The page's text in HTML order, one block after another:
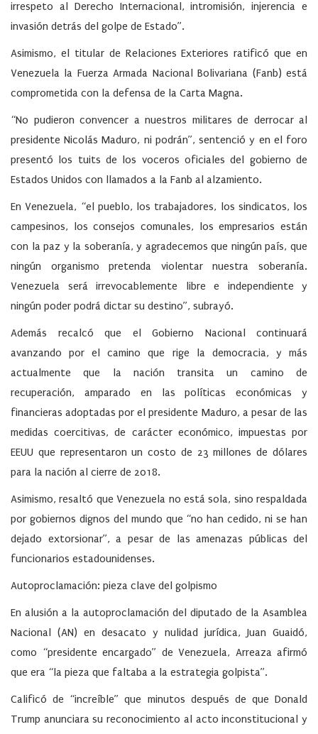
irrespeto al Derecho Internacional, intromisión, injerencia e
invasión detrás del golpe de Estado”.
Asimismo, el titular de Relaciones Exteriores ratificó que en
Venezuela la Fuerza Armada Nacional Bolivariana (Fanb) está
comprometida con la defensa de la Carta Magna.
“No pudieron convencer a nuestros militares de derrocar al
presidente Nicolás Maduro, ni podrán”, sentenció y en el foro
presentó los tuits de los voceros oficiales del gobierno de
Estados Unidos con llamados a la Fanb al alzamiento.
En Venezuela, “el pueblo, los trabajadores, los sindicatos, los
campesinos, los consejos comunales, los empresarios están
con la paz y la soberanía, y agradecemos que ningún país, que
ningún organismo pretenda violentar nuestra soberanía.
Venezuela será irrevocablemente libre e independiente y
ningún poder podrá dictar su destino”, subrayó.
Además recalcó que el Gobierno Nacional continuará
avanzando por el camino que rige la democracia, y más
actualmente que la nación transita un camino de
recuperación, amparado en las políticas económicas y
financieras adoptadas por el presidente Maduro, a pesar de las
medidas coercitivas, de carácter económico, impuestas por
EEUU que representaron un costo de 23 millones de dólares
para la nación al cierre de 2018.
Asimismo, resaltó que Venezuela no está sola, sino respaldada
por gobiernos dignos del mundo que “no han cedido, ni se han
dejado extorsionar”, a pesar de las amenazas públicas del
funcionarios estadounidenses.
Autoproclamación: pieza clave del golpismo
En alusión a la autoproclamación del diputado de la Asamblea
Nacional (AN) en desacato y nulidad jurídica, Juan Guaidó,
como “presidente encargado” de Venezuela, Arreaza afirmó
que era “la pieza que faltaba a la estrategia golpista”.
Calificó de “increíble” que minutos después de que Donald
Trump anunciara su reconocimiento al acto inconstitucional y